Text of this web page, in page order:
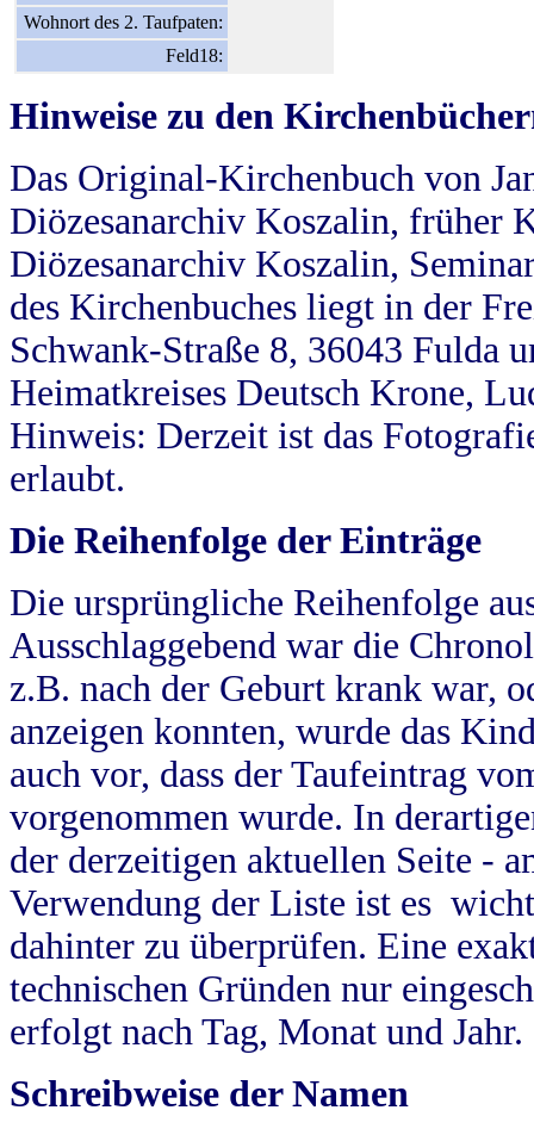
Wohnort des 2. Taufpaten:
Feld18:
Hinweise zu den
Das Original-Kirchenbuch von
Diözesanarchiv Koszalin, früher
Diözesanarchiv Koszalin,
des Kirchenbuches liegt in der
Schwank-Straße 8, 36043 Fulda
Heimatkreises Deutsch Krone,
Hinweis: Derzeit ist das
erlaubt.
Die Reihenfolge der Einträge
Die ursprüngliche Reihenfolge
Ausschlaggebend war die
z.B. nach der Geburt krank war,
anzeigen konnten, wurde das
auch vor, dass der Taufeintrag
vorgenommen wurde. In
der derzeitigen aktuellen Seite -
Verwendung der Liste ist es
dahinter zu überprüfen. Eine
technischen Gründen nur
erfolgt nach Tag, Monat und Jahr.
Schreibweise der Namen